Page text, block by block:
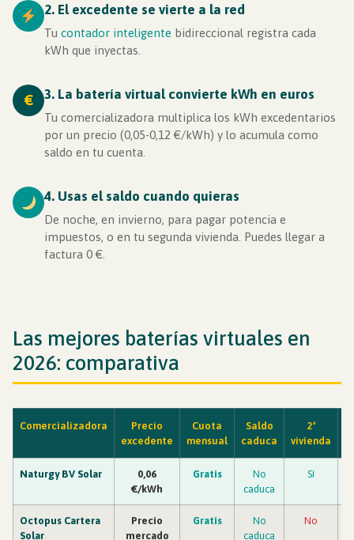
2. El excedente se vierte a la red
Tu contador inteligente bidireccional registra cada
kWh que inyectas.
€ 3. La batería virtual convierte kWh en euros
Tu comercializadora multiplica los kWh excedentarios
por un precio (0,05-0,12 €/kWh) y lo acumula como
saldo en tu cuenta.
4. Usas el saldo cuando quieras
De noche, en invierno, para pagar potencia e
impuestos, o en tu segunda vivienda. Puedes llegar a
factura 0 €.
Las mejores baterías virtuales en
2026: comparativa
Comercializadora
Precio
excedente
Cuota
mensual
Saldo
caduca
2ª
vivienda
Naturgy BV Solar
0,06
€/kWh
Gratis
No
caduca
Sí
Octopus Cartera
Solar
Precio
mercado
Gratis
No
caduca
No